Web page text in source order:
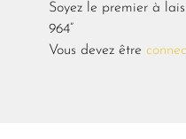
Soyez le premier à
964”
Vous devez être